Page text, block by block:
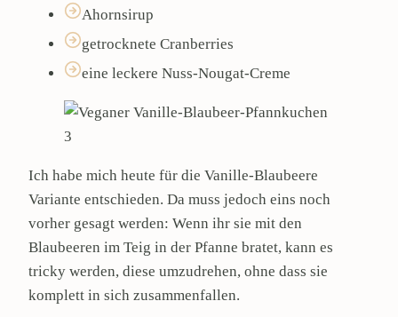
Ahornsirup
getrocknete Cranberries
eine leckere Nuss-Nougat-Creme
Ich habe mich heute für die Vanille-Blaubeere
Variante entschieden. Da muss jedoch eins noch
vorher gesagt werden: Wenn ihr sie mit den
Blaubeeren im Teig in der Pfanne bratet, kann es
tricky werden, diese umzudrehen, ohne dass sie
komplett in sich zusammenfallen.